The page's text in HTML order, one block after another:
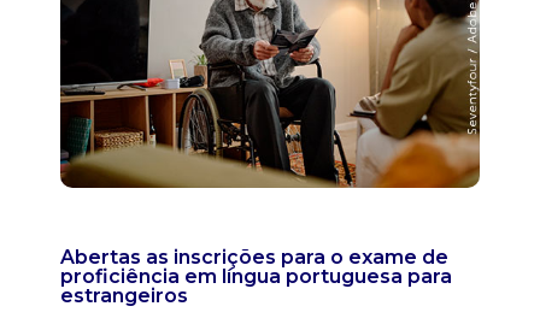
Abertas as inscrições para o exame de
proficiência em língua portuguesa para
estrangeiros